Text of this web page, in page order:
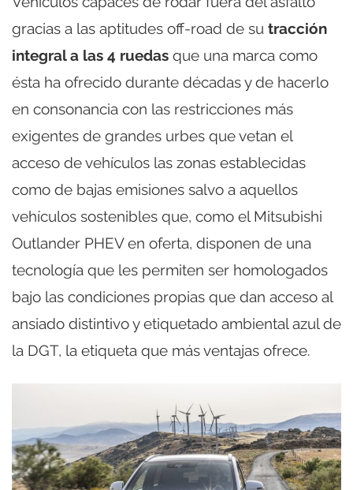
gracias a las aptitudes off-road de su tracción
integral a las 4 ruedas que una marca como
ésta ha ofrecido durante décadas y de hacerlo
en consonancia con las restricciones más
exigentes de grandes urbes que vetan el
acceso de vehículos las zonas establecidas
como de bajas emisiones salvo a aquellos
vehículos sostenibles que, como el Mitsubishi
Outlander PHEV en oferta, disponen de una
tecnología que les permiten ser homologados
bajo las condiciones propias que dan acceso al
ansiado distintivo y etiquetado ambiental azul de
la DGT, la etiqueta que más ventajas ofrece.